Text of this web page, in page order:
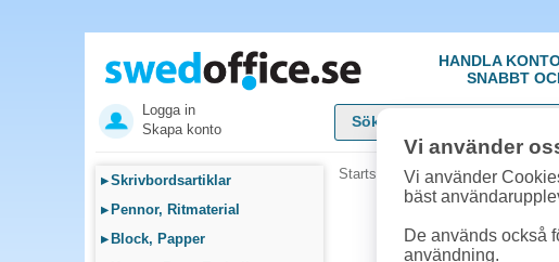
HANDLA
SNABBT
Logga in
Skapa konto
▸Skrivbordsartiklar
▸ Pennor, Ritmaterial
▸ Block, Papper
Startsida »Städ, Hygien»Borstar
Vi använder
Vi använder
bäst
De används också
användning.